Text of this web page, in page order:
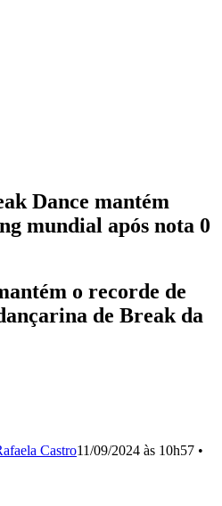
Dance mantém
mundial após nota 0
o recorde de
de Break da
Castro11/09/2024 às 10h57 •